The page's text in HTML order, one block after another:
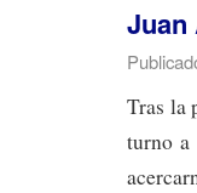
Juan
Tras la
turno